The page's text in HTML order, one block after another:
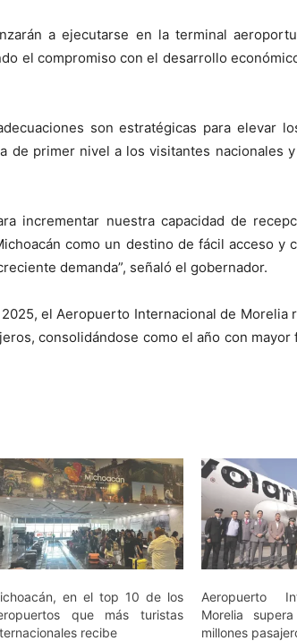
a ejecutarse en la terminal
el compromiso con el desarrollo
son estratégicas para elevar
de primer nivel a los visitantes nacionales
incrementar nuestra capacidad de
como un destino de fácil acceso y
demanda”, señaló el gobernador.
el Aeropuerto Internacional de Morelia
consolidándose como el año con mayor
en el top 10 de los
que más turistas
recibe
Aeropuerto
Morelia
millones